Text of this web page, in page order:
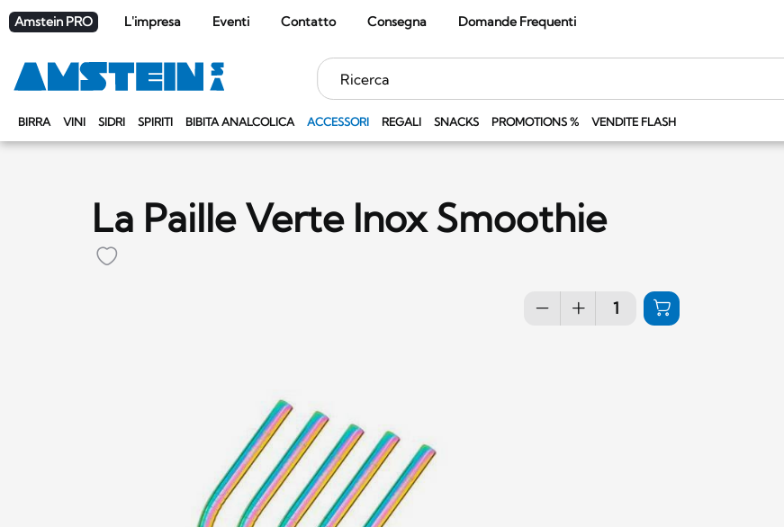
Amstein PRO L'impresa Eventi Contatto Consegna Domande Frequenti
BIRRA VINI SIDRI SPIRITI BIBITA ANALCOLICA ACCESSORI REGALI SNACKS PROMOTIONS % VENDITE FLASH
Parole
chiave
La Paille Verte Inox Smoothie